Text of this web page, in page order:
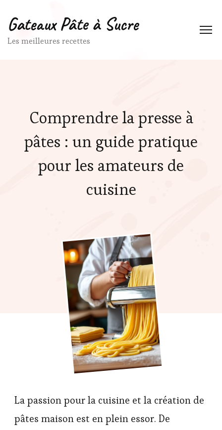
Gateaux Pâte à Sucre
Les meilleures recettes
Comprendre la presse à
pâtes : un guide pratique
pour les amateurs de
cuisine
La passion pour la cuisine et la création de
pâtes maison est en plein essor. De